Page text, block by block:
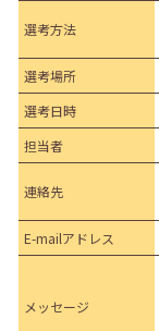
選考方法
選考場所
選考日時
担当者
連絡先
E-mailアドレス
メッセージ